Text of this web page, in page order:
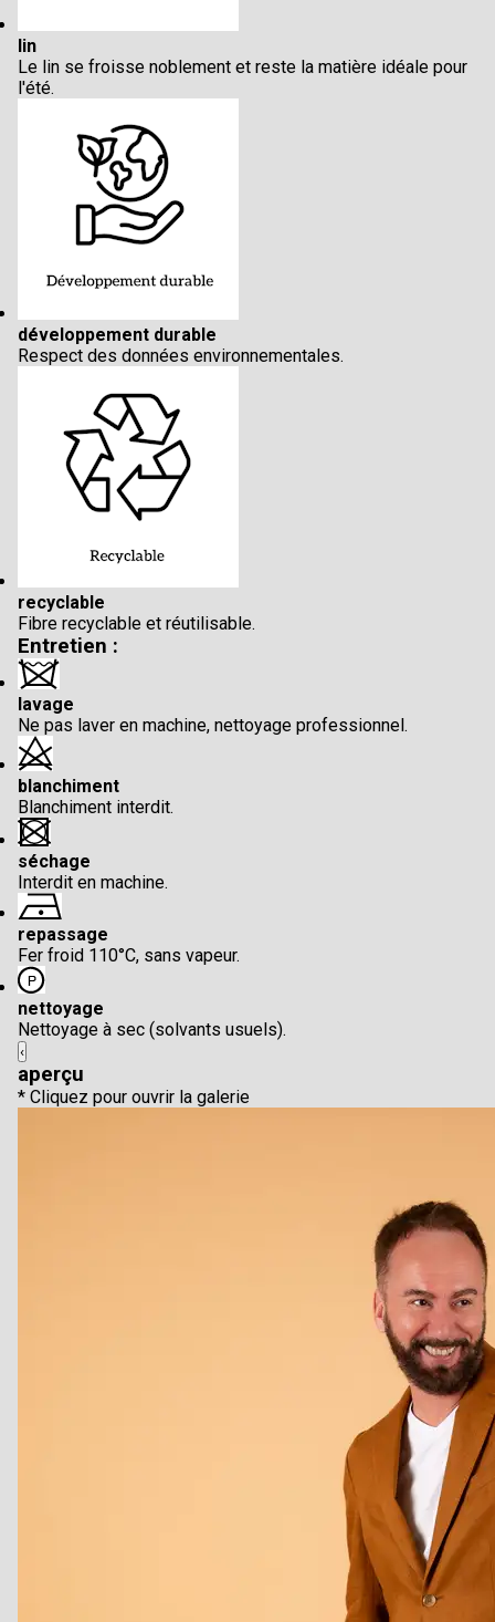
lin
Le lin se froisse noblement et reste la matière idéale pour
l'été.
développement durable
Respect des données environnementales.
recyclable
Fibre recyclable et réutilisable.
Entretien :
lavage
Ne pas laver en machine, nettoyage professionnel.
blanchiment
Blanchiment interdit.
séchage
Interdit en machine.
repassage
Fer froid 110°C, sans vapeur.
nettoyage
Nettoyage à sec (solvants usuels).
‹
aperçu
* Cliquez pour ouvrir la galerie